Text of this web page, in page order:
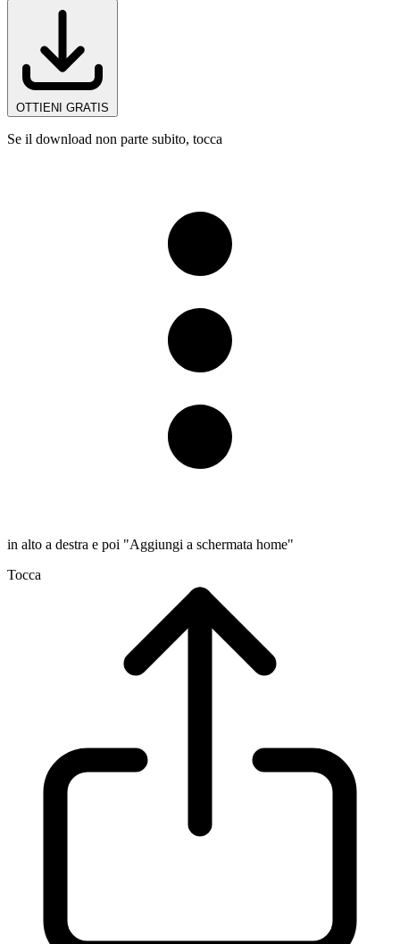
OTTIENI GRATIS
Se il download non parte subito, tocca
in alto a destra e poi "Aggiungi a schermata home"
Tocca